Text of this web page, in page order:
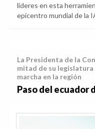
líderes en esta
epicentro mundial de la
La Presidenta de la
mitad de su
marcha en la región
Paso del ecuador